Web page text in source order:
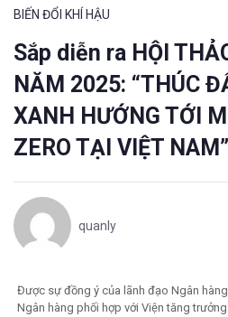
BIẾN ĐỔI KHÍ HẬU
Sắp diễn ra HỘI
NĂM 2025: “THÚC
XANH HƯỚNG TỚI
ZERO TẠI VIỆT NAM”
quanly
Được sự đồng ý của lãnh đạo Ngân
Ngân hàng phối hợp với Viện tăng